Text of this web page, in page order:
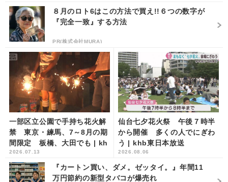
８月のロト6はこの方法で買え!!６つの数字が
『完全一致』する方法
PR(株式会社MURA)
一部区立公園で手持ち花火解
禁 東京・練馬、7～8月の期
間限定 板橋、大田でも | kh
b東日本放送
2026.07.13
仙台七夕花火祭 午後７時半
から開催 多くの人でにぎわ
う | khb東日本放送
2026.08.06
『カートン買い、ダメ。ゼッタイ。』年間11
万円節約の新型タバコが爆売れ